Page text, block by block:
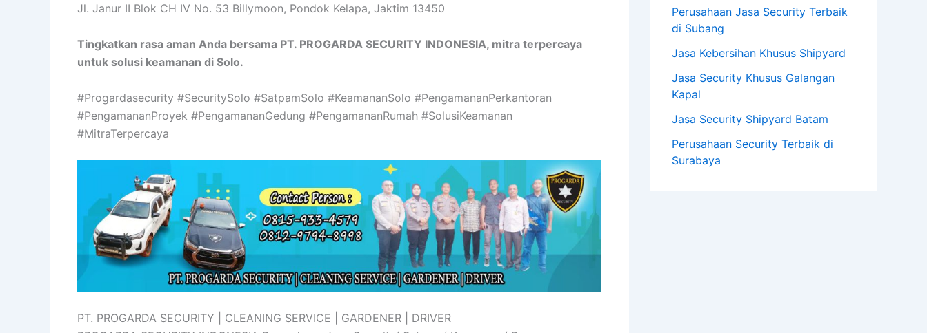
Jl. Janur II Blok CH IV No. 53 Billymoon, Pondok Kelapa, Jaktim 13450
Tingkatkan rasa aman Anda bersama PT. PROGARDA SECURITY INDONESIA, mitra terpercaya
untuk solusi keamanan di Solo.
#Progardasecurity #SecuritySolo #SatpamSolo #KeamananSolo #PengamananPerkantoran
#PengamananProyek #PengamananGedung #PengamananRumah #SolusiKeamanan
#MitraTerpercaya
PT. PROGARDA SECURITY | CLEANING SERVICE | GARDENER | DRIVER
Perusahaan Jasa Security Terbaik
di Subang
Jasa Kebersihan Khusus Shipyard
Jasa Security Khusus Galangan
Kapal
Jasa Security Shipyard Batam
Perusahaan Security Terbaik di
Surabaya